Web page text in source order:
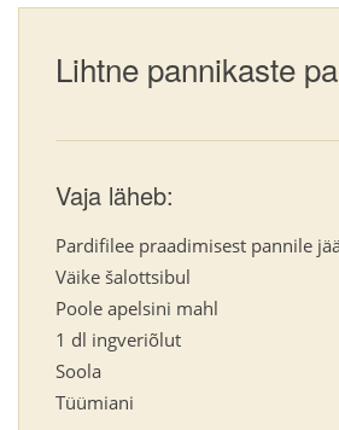
Lihtne pannikaste
Vaja läheb:
Pardifilee praadimisest pannile
Väike šalottsibul
Poole apelsini mahl
1 dl ingveriõlut
Soola
Tüümiani